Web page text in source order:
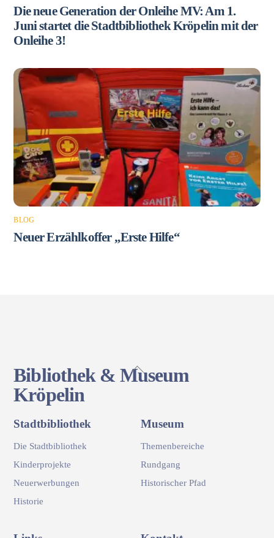
Die neue Generation der Onleihe MV: Am 1.
Juni startet die Stadtbibliothek Kröpelin mit der
Onleihe 3!
BLOG
Neuer Erzählkoffer „Erste Hilfe“
Back
To
Bibliothek & Museum
Kröpelin
Stadtbibliothek
Die Stadtbibliothek
Kinderprojekte
Neuerwerbungen
Historie
Museum
Themenbereiche
Rundgang
Historischer Pfad